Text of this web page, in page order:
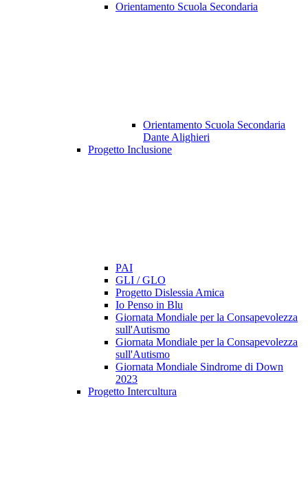
Orientamento Scuola Secondaria
Orientamento Scuola Secondaria
Dante Alighieri
Progetto Inclusione
PAI
GLI / GLO
Progetto Dislessia Amica
Io Penso in Blu
Giornata Mondiale per la Consapevolezza
sull'Autismo
Giornata Mondiale per la Consapevolezza
sull'Autismo
Giornata Mondiale Sindrome di Down
2023
Progetto Intercultura